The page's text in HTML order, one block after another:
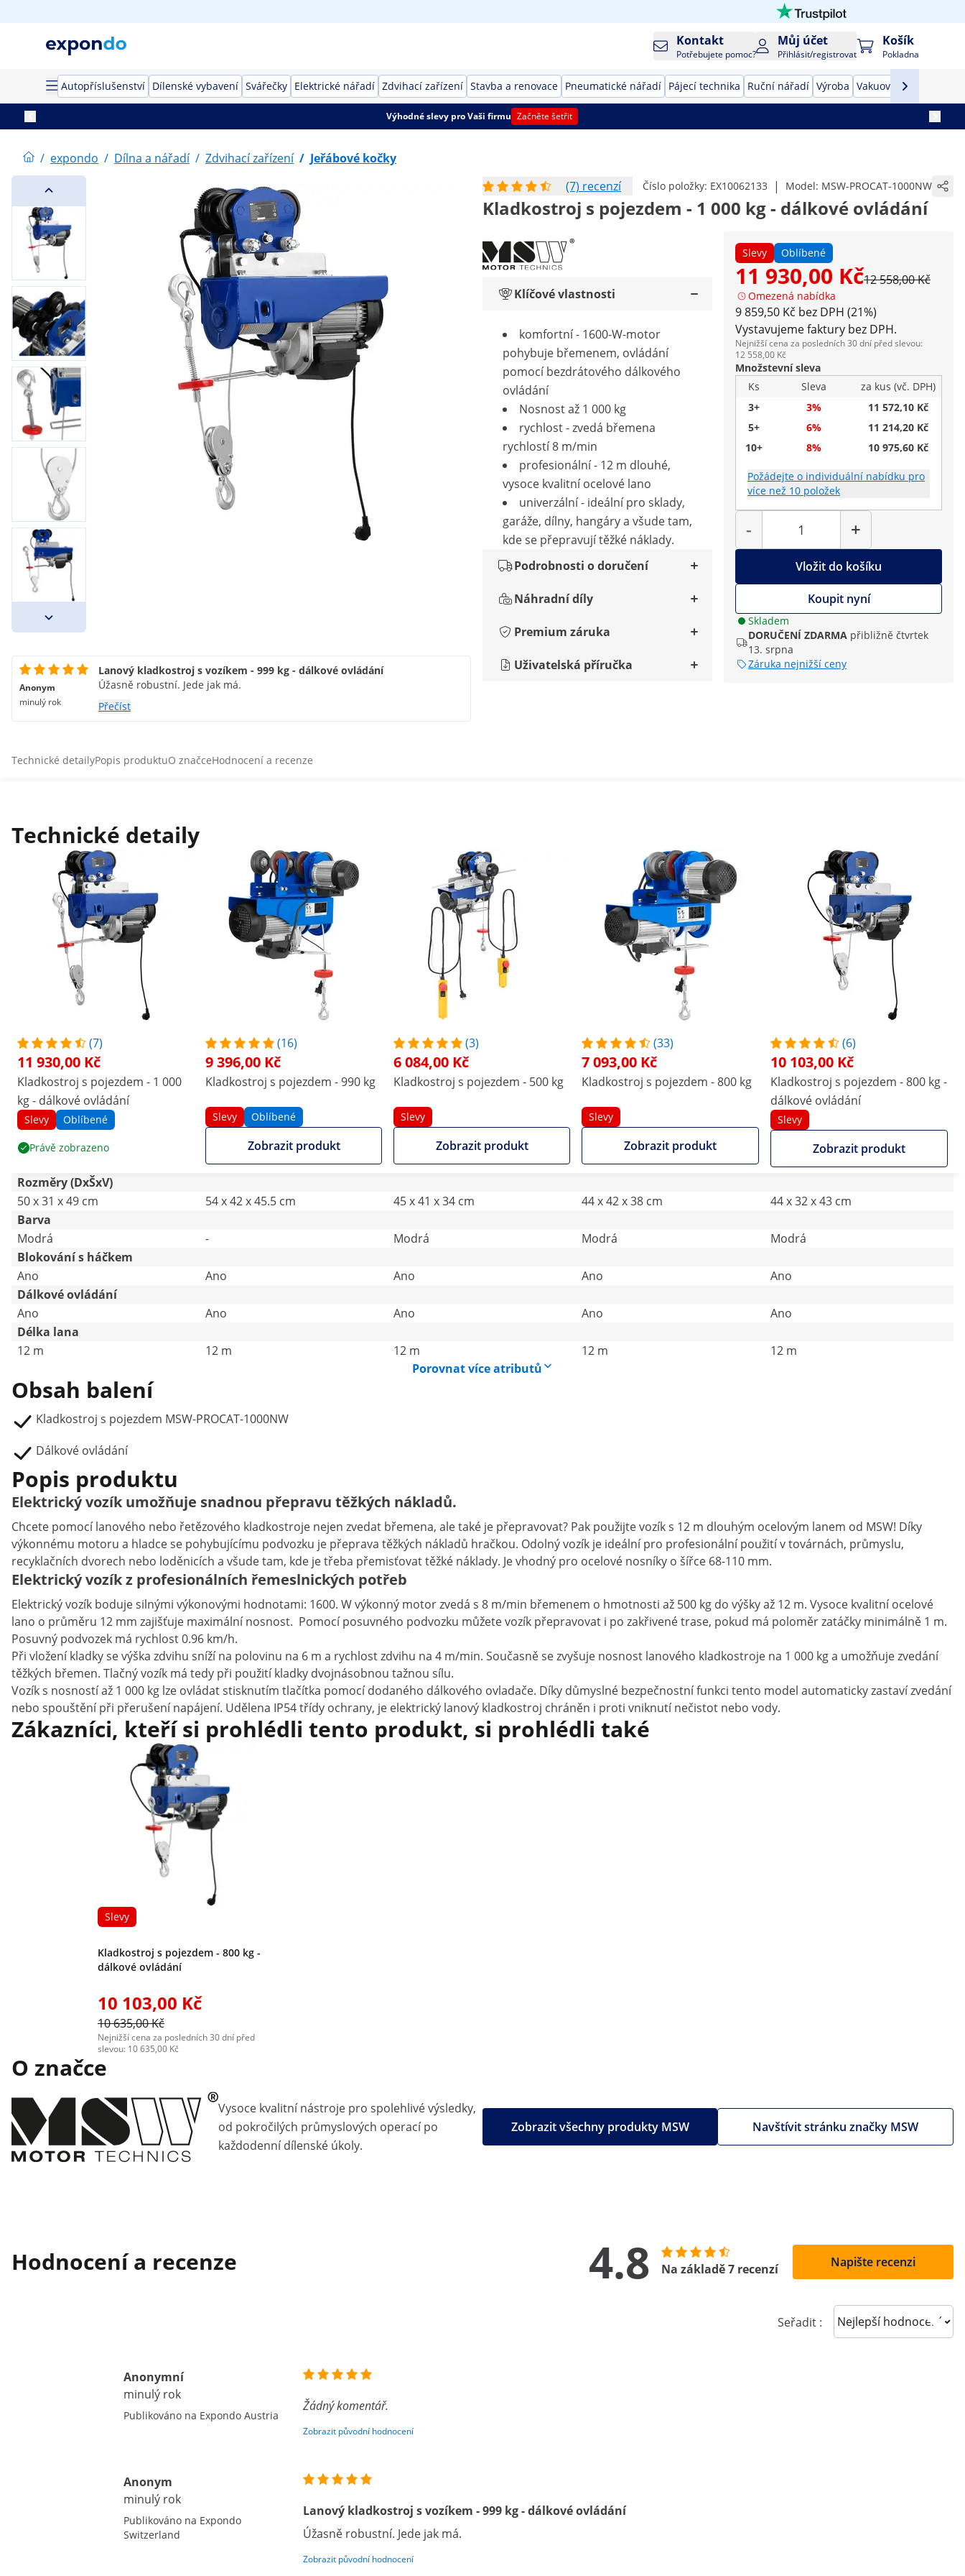
Kontakt
Potřebujete pomoc?
Můj účet
Přihlásit/registrovat
Košík
Pokladna
Autopříslušenství Dílenské vybavení Svářečky Elektrické nářadí Zdvihací zařízení Stavba a renovace Pneumatické nářadí Pájecí technika Ruční nářadí Výroba Vakuovačky
Výhodné slevy pro Vaši firmu Začněte šetřit
/ expondo / Dílna a nářadí / Zdvihací zařízení / Jeřábové kočky
(7) recenzí
Číslo položky: EX10062133 | Model: MSW-PROCAT-1000NW
Kladkostroj s pojezdem - 1 000 kg - dálkové ovládání
Slevy Oblíbené
11 930,00 Kč12 558,00 Kč
Omezená nabídka
9 859,50 Kč bez DPH (21%)
Vystavujeme faktury bez DPH.
Nejnižší cena za posledních 30 dní před slevou:
12 558,00 Kč
Množstevní sleva
Ks
Sleva
za kus (vč. DPH)
3+
3%
11 572,10 Kč
5+
6%
11 214,20 Kč
10+
8% 10 975,60 Kč
Požádejte o individuální nabídku pro
více než 10 položek
-
Počet
+
Vložit do košíku
Koupit nyní
Skladem
DORUČENÍ ZDARMA přibližně čtvrtek
13. srpna
Záruka nejnižší ceny
Klíčové vlastnosti
komfortní - 1600-W-motor
pohybuje břemenem, ovládání
pomocí bezdrátového dálkového
ovládání
Nosnost až 1 000 kg
rychlost - zvedá břemena
rychlostí 8 m/min
profesionální - 12 m dlouhé,
vysoce kvalitní ocelové lano
univerzální - ideální pro sklady,
garáže, dílny, hangáry a všude tam,
kde se přepravují těžké náklady.
Podrobnosti o doručení
Náhradní díly
Premium záruka
Uživatelská příručka
Anonym
minulý rok
Lanový kladkostroj s vozíkem - 999 kg - dálkové ovládání
Úžasně robustní. Jede jak má.
Přečíst
Technické detailyPopis produktuO značceHodnocení a recenze
Technické detaily
(7)
11 930,00 Kč
Kladkostroj s pojezdem - 1 000
kg - dálkové ovládání
Slevy Oblíbené
Právě zobrazeno
(16)
9 396,00 Kč
Kladkostroj s pojezdem - 990 kg
Slevy Oblíbené
Zobrazit produkt
(3)
6 084,00 Kč
Kladkostroj s pojezdem - 500 kg
Slevy
Zobrazit produkt
(33)
7 093,00 Kč
Kladkostroj s pojezdem - 800 kg
Slevy
Zobrazit produkt
(6)
10 103,00 Kč
Kladkostroj s pojezdem - 800 kg -
dálkové ovládání
Slevy
Zobrazit produkt
Rozměry (DxŠxV)
50 x 31 x 49 cm
54 x 42 x 45.5 cm 45 x 41 x 34 cm 44 x 42 x 38 cm
44 x 32 x 43 cm
Barva
Modrá
- Modrá Modrá
Modrá
Blokování s háčkem
Ano
Ano Ano Ano
Ano
Dálkové ovládání
Ano
Ano Ano Ano
Ano
Délka lana
12 m
12 m 12 m 12 m
12 m
Porovnat více atributů
Obsah balení
Kladkostroj s pojezdem MSW-PROCAT-1000NW
Dálkové ovládání
Popis produktu
Elektrický vozík umožňuje snadnou přepravu těžkých nákladů.
Chcete pomocí lanového nebo řetězového kladkostroje nejen zvedat břemena, ale také je přepravovat? Pak použijte vozík s 12 m dlouhým ocelovým lanem od MSW! Díky
výkonnému motoru a hladce se pohybujícímu podvozku je přeprava těžkých nákladů hračkou. Odolný vozík je ideální pro profesionální použití v továrnách, průmyslu,
recyklačních dvorech nebo loděnicích a všude tam, kde je třeba přemisťovat těžké náklady. Je vhodný pro ocelové nosníky o šířce 68-110 mm.
Elektrický vozík z profesionálních řemeslnických potřeb
Elektrický vozík boduje silnými výkonovými hodnotami: 1600. W výkonný motor zvedá s 8 m/min břemenem o hmotnosti až 500 kg do výšky až 12 m. Vysoce kvalitní ocelové
lano o průměru 12 mm zajišťuje maximální nosnost. Pomocí posuvného podvozku můžete vozík přepravovat i po zakřivené trase, pokud má poloměr zatáčky minimálně 1 m.
Posuvný podvozek má rychlost 0.96 km/h.
Při vložení kladky se výška zdvihu sníží na polovinu na 6 m a rychlost zdvihu na 4 m/min. Současně se zvyšuje nosnost lanového kladkostroje na 1 000 kg a umožňuje zvedání
těžkých břemen. Tlačný vozík má tedy při použití kladky dvojnásobnou tažnou sílu.
Vozík s nosností až 1 000 kg lze ovládat stisknutím tlačítka pomocí dodaného dálkového ovladače. Díky důmyslné bezpečnostní funkci tento model automaticky zastaví zvedání
nebo spouštění při přerušení napájení. Udělena IP54 třídy ochrany, je elektrický lanový kladkostroj chráněn i proti vniknutí nečistot nebo vody.
Zákazníci, kteří si prohlédli tento produkt, si prohlédli také
Slevy
Kladkostroj s pojezdem - 800 kg -
dálkové ovládání
10 103,00 Kč
10 635,00 Kč
Nejnižší cena za posledních 30 dní před
slevou: 10 635,00 Kč
O značce
Vysoce kvalitní nástroje pro spolehlivé výsledky,
od pokročilých průmyslových operací po
každodenní dílenské úkoly.
Navštívit stránku značky MSW
Zobrazit všechny produkty MSW
Hodnocení a recenze 4.8 Na základě 7 recenzí Napište recenzi
Seřadit : Sort reviews
Anonymní
minulý rok
Publikováno na Expondo Austria
Žádný komentář.
Zobrazit původní hodnocení
Anonym
minulý rok
Publikováno na Expondo
Switzerland
Lanový kladkostroj s vozíkem - 999 kg - dálkové ovládání
Úžasně robustní. Jede jak má.
Zobrazit původní hodnocení